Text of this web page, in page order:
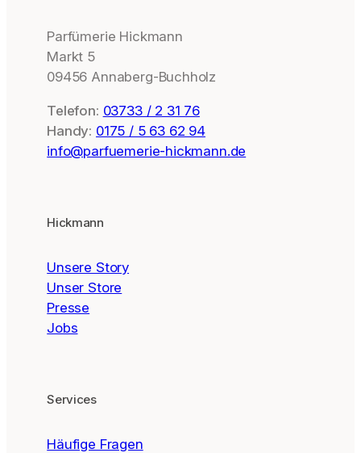
Parfümerie Hickmann
Markt 5
09456 Annaberg-Buchholz
Telefon: 03733 / 2 31 76
Handy: 0175 / 5 63 62 94
info@parfuemerie-hickmann.de
Hickmann
Unsere Story
Unser Store
Presse
Jobs
Services
Häufige Fragen